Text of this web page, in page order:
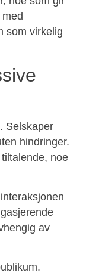
som virkelig
Selskaper
hindringer.
noe
av